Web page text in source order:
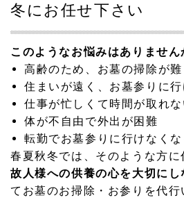
2025.09.01
2025.09.01
秋のお彼岸のお墓掃除受付中です！
2025.08.29
上天草市松島町にてお墓掃除代行を
2025.08.03
お盆前受付終了のお知らせ。沢山
いました。
冬にお任せ下さい
このようなお悩みはありません
高齢のため、お墓の掃除が難
住まいが遠く、お墓参りに行
仕事が忙しくて時間が取れな
体が不自由で外出が困難
転勤でお墓参りに行けなくな
春夏秋冬では、そのような方に
故人様への供養の心を大切にし
てお墓のお掃除・お参りを代行